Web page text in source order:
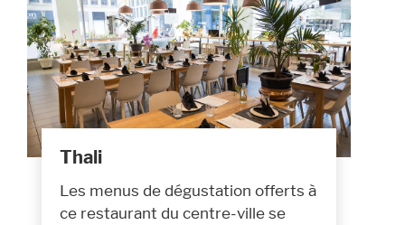
Thali
Les menus de dégustation offerts à
ce restaurant du centre-ville se